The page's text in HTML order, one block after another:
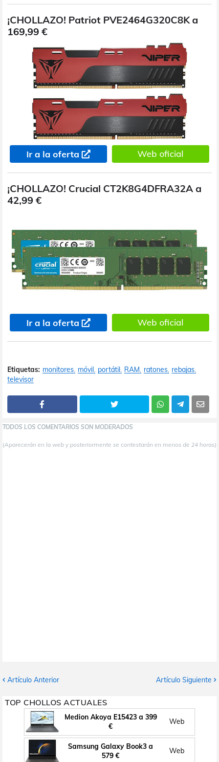
¡CHOLLAZO! Patriot PVE2464G320C8K a
169,99 €
Ir a la oferta Web oficial
¡CHOLLAZO! Crucial CT2K8G4DFRA32A a
42,99 €
Ir a la oferta Web oficial
Etiquetas: monitores móvil portátil RAM ratones rebajas
televisor
TODOS LOS COMENTARIOS SON MODERADOS
(Aparecerán en la web y posteriormente se contestarán en menos de 24 horas)
Artículo Anterior Artículo Siguiente
TOP CHOLLOS ACTUALES
Medion Akoya E15423 a 399
€
Web
Samsung Galaxy Book3 a
579 €
Web